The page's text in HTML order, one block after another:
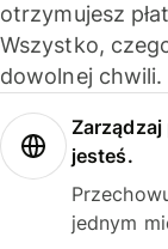
otrzymujesz
Wszystko,
dowolnej chwili.
jesteś.
jednym